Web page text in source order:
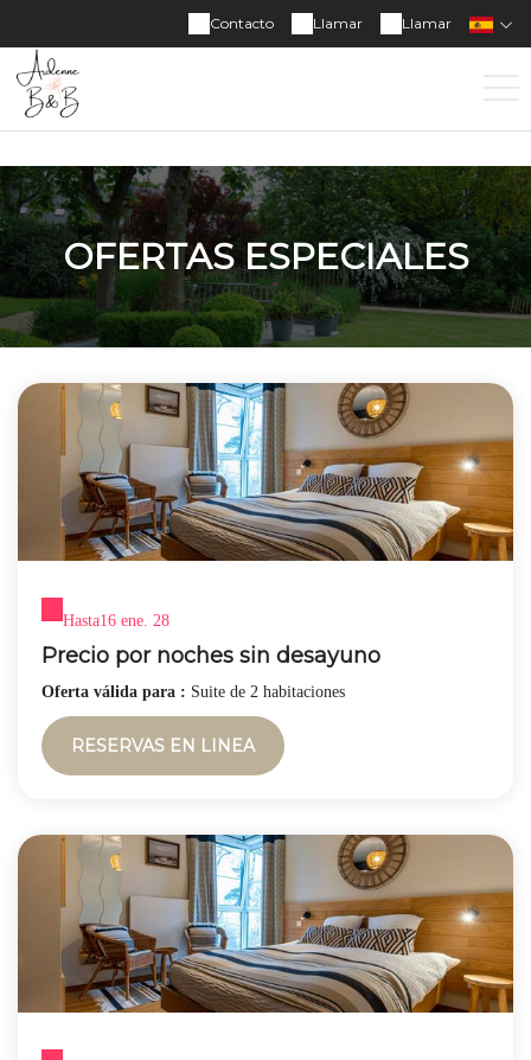
Llamar
Llamar
Contacto
OFERTAS ESPECIALES
Hasta16 ene. 28
Precio por noches sin desayuno
Oferta válida para : Suite de 2 habitaciones
RESERVAS EN LINEA